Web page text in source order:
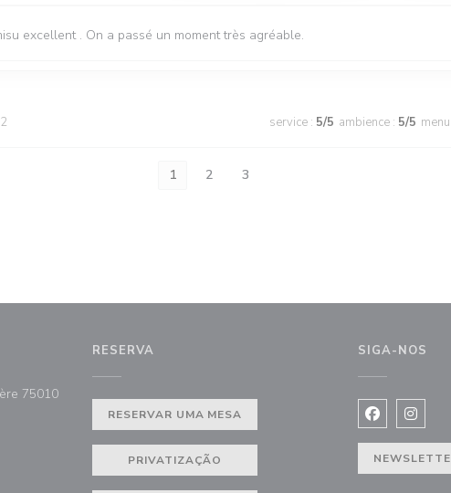
excellent . On a passé un moment très agréable.
service : 5/5 ambience : 5/5 menu
1 2 3
75010
RESERVA
RESERVAR UMA MESA
PRIVATIZAÇÃO
SIGA-NOS
Facebook